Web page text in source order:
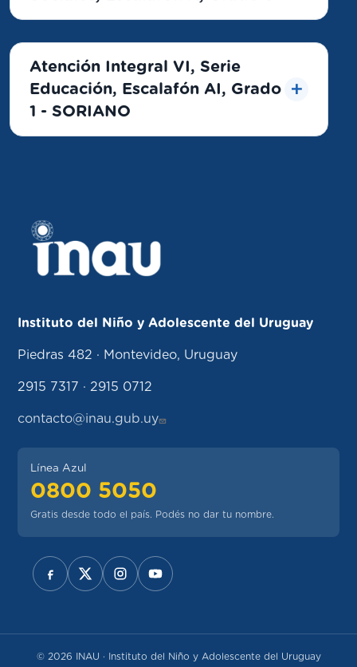
Atención Integral VI, Serie
Educación, Escalafón AI, Grado
1 - SORIANO
Instituto del Niño y Adolescente del Uruguay
Piedras 482 · Montevideo, Uruguay
2915 7317 · 2915 0712
contacto@inau.gub.uy
Línea Azul
0800 5050
Gratis desde todo el país. Podés no dar tu nombre.
REDES SOCIALES
© 2026 INAU · Instituto del Niño y Adolescente del Uruguay